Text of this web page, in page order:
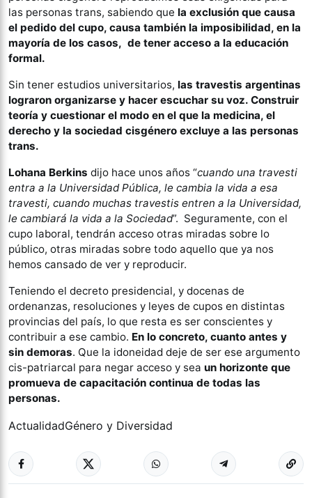
las personas trans, sabiendo que la exclusión que causa
el pedido del cupo, causa también la imposibilidad, en la
mayoría de los casos, de tener acceso a la educación
formal.
Sin tener estudios universitarios, las travestis argentinas
lograron organizarse y hacer escuchar su voz. Construir
teoría y cuestionar el modo en el que la medicina, el
derecho y la sociedad cisgénero excluye a las personas
trans.
Lohana Berkins dijo hace unos años “cuando una travesti
entra a la Universidad Pública, le cambia la vida a esa
travesti, cuando muchas travestis entren a la Universidad,
le cambiará la vida a la Sociedad”. Seguramente, con el
cupo laboral, tendrán acceso otras miradas sobre lo
público, otras miradas sobre todo aquello que ya nos
hemos cansado de ver y reproducir.
Teniendo el decreto presidencial, y docenas de
ordenanzas, resoluciones y leyes de cupos en distintas
provincias del país, lo que resta es ser conscientes y
contribuir a ese cambio. En lo concreto, cuanto antes y
sin demoras. Que la idoneidad deje de ser ese argumento
cis-patriarcal para negar acceso y sea un horizonte que
promueva de capacitación continua de todas las
personas.
ActualidadGénero y Diversidad